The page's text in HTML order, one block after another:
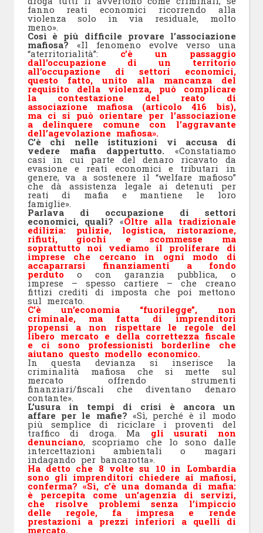
fanno reati economici ricorrendo alla
violenza solo in via residuale, molto
meno».
Così è più difficile provare l’associazione
mafiosa? «Il fenomeno evolve verso una
“aterritorialità”: c’è un passaggio
dall’occupazione di un territorio
all’occupazione di settori economici,
questo fatto, unito alla mancanza del
requisito della violenza, può complicare
la contestazione del reato di
associazione mafiosa (articolo 416 bis),
ma ci si può orientare per l’associazione
a delinquere comune con l’aggravante
dell’agevolazione mafiosa».
C’è chi nelle istituzioni vi accusa di
vedere mafia dappertutto. «Constatiamo
casi in cui parte del denaro ricavato da
evasione e reati economici e tributari in
genere, va a sostenere il “welfare mafioso”
che dà assistenza legale ai detenuti per
reati di mafia e mantiene le loro
famiglie».
Parlava di occupazione di settori
economici, quali? «Oltre alla tradizionale
edilizia: pulizie, logistica, ristorazione,
rifiuti, giochi e scommesse ma
soprattutto noi vediamo il proliferare di
imprese che cercano in ogni modo di
accaparrarsi finanziamenti a fondo
perduto o con garanzia pubblica, o
imprese – spesso cartiere – che creano
fittizi crediti di imposta che poi mettono
sul mercato.
C’è un’economia “fuorilegge”, non
criminale, ma fatta di imprenditori
propensi a non rispettare le regole del
libero mercato e della correttezza fiscale
e ci sono professionisti borderline che
aiutano questo modello economico.
In questa devianza si inserisce la
criminalità mafiosa che si mette sul
mercato offrendo strumenti
finanziari/fiscali che diventano denaro
contante».
L’usura in tempi di crisi è ancora un
affare per le mafie? «Sì, perché è il modo
più semplice di riciclare i proventi del
traffico di droga. Ma gli usurati non
denunciano, scopriamo che lo sono dalle
intercettazioni ambientali o magari
indagando per bancarotta».
Ha detto che 8 volte su 10 in Lombardia
sono gli imprenditori chiedere ai mafiosi,
conferma? «Sì, c’è una domanda di mafia:
è percepita come un’agenzia di servizi,
che risolve problemi senza l’impiccio
delle regole, fa impresa e rende
prestazioni a prezzi inferiori a quelli di
mercato.